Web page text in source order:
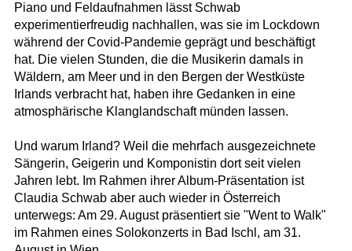
Piano und Feldaufnahmen lässt Schwab
experimentierfreudig nachhallen, was sie im Lockdown
während der Covid-Pandemie geprägt und beschäftigt
hat. Die vielen Stunden, die die Musikerin damals in
Wäldern, am Meer und in den Bergen der Westküste
Irlands verbracht hat, haben ihre Gedanken in eine
atmosphärische Klanglandschaft münden lassen.
Und warum Irland? Weil die mehrfach ausgezeichnete
Sängerin, Geigerin und Komponistin dort seit vielen
Jahren lebt. Im Rahmen ihrer Album-Präsentation ist
Claudia Schwab aber auch wieder in Österreich
unterwegs: Am 29. August präsentiert sie "Went to Walk"
im Rahmen eines Solokonzerts in Bad Ischl, am 31.